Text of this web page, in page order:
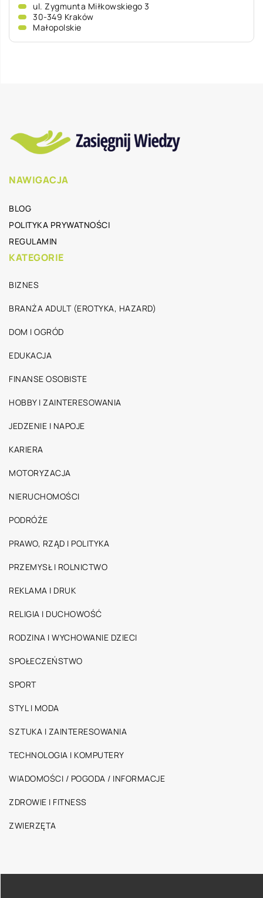
ul. Zygmunta Miłkowskiego 3
30-349 Kraków
Małopolskie
NAWIGACJA
BLOG
POLITYKA PRYWATNOŚCI
REGULAMIN
KATEGORIE
BIZNES
BRANŻA ADULT (EROTYKA, HAZARD)
DOM I OGRÓD
EDUKACJA
FINANSE OSOBISTE
HOBBY I ZAINTERESOWANIA
JEDZENIE I NAPOJE
KARIERA
MOTORYZACJA
NIERUCHOMOŚCI
PODRÓŻE
PRAWO, RZĄD I POLITYKA
PRZEMYSŁ I ROLNICTWO
REKLAMA I DRUK
RELIGIA I DUCHOWOŚĆ
RODZINA I WYCHOWANIE DZIECI
SPOŁECZEŃSTWO
SPORT
STYL I MODA
SZTUKA I ZAINTERESOWANIA
TECHNOLOGIA I KOMPUTERY
WIADOMOŚCI / POGODA / INFORMACJE
ZDROWIE I FITNESS
ZWIERZĘTA